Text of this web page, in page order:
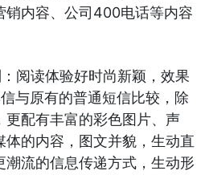
销内容、公司400电话等内容
阅读体验好时尚新颖，效果
与原有的普通短信比较，除
更配有丰富的彩色图片、声
的内容，图文并貌，生动直
流的信息传递方式，生动形